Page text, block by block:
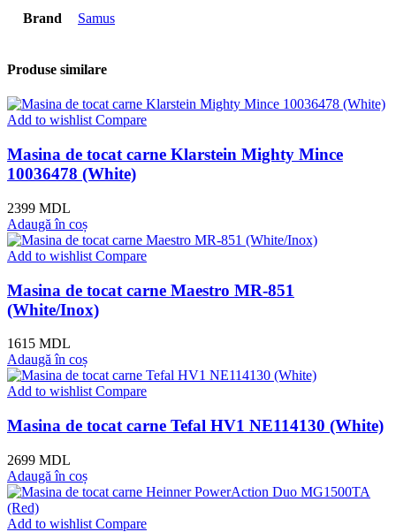
Brand Samus
Produse similare
Add to wishlistCompare
Masina de tocat carne Klarstein Mighty Mince
10036478 (White)
2399 MDL
Adaugă în coș
Add to wishlist Compare
Masina de tocat carne Maestro MR-851
(White/Inox)
1615 MDL
Adaugă în coș
Add to wishlist Compare
Masina de tocat carne Tefal HV1 NE114130 (White)
2699 MDL
Adaugă în coș
Add to wishlist Compare